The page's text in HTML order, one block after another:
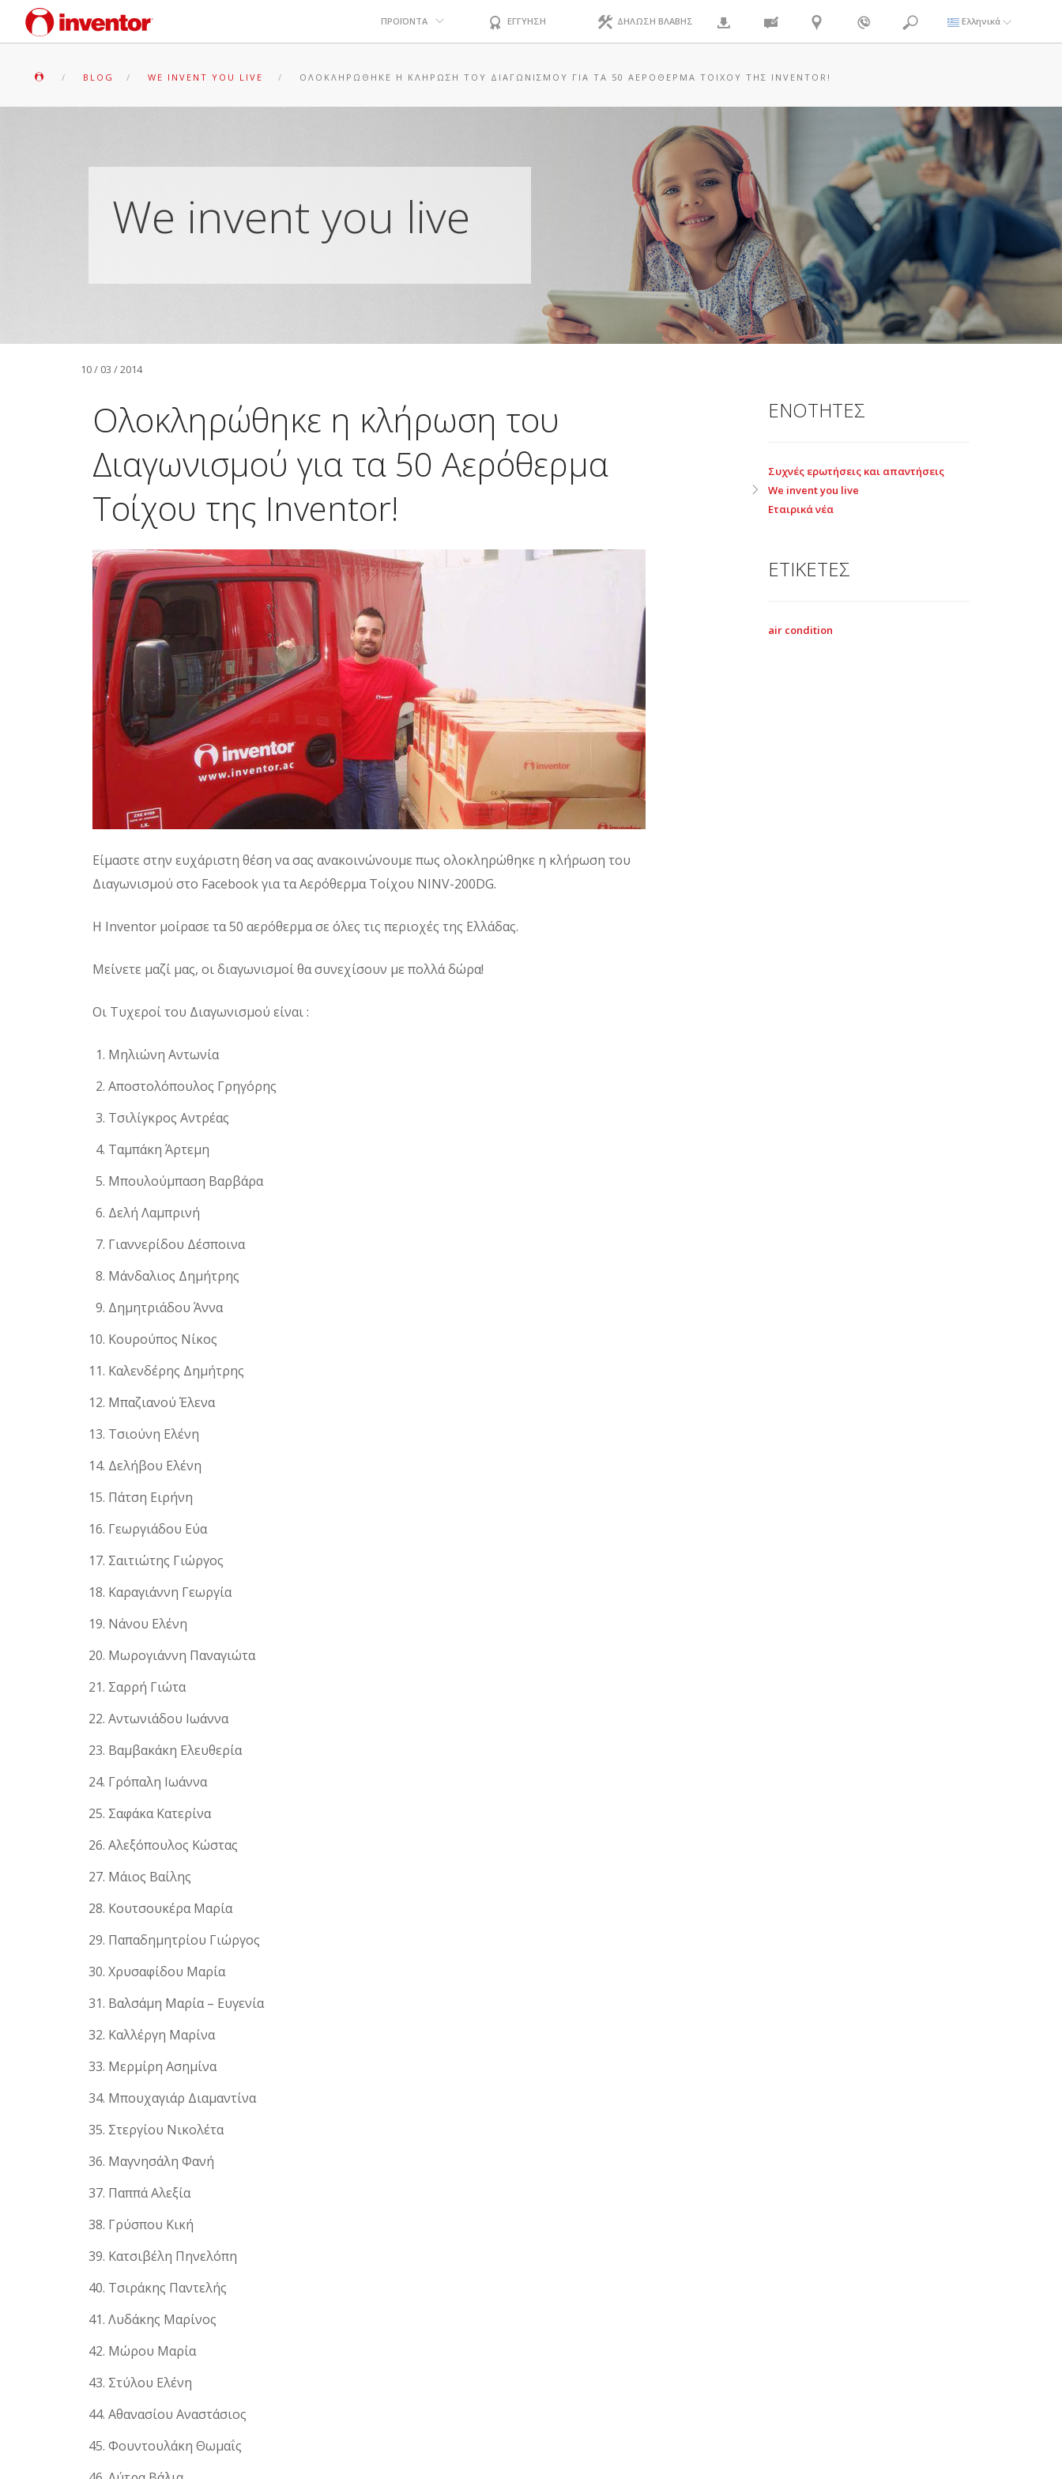
ΠΡΟΪΟΝΤΑ ΕΓΓΥΗΣΗ ΔΗΛΩΣΗ ΒΛΑΒΗΣ Ελληνικά
BLOG WE INVENT YOU LIVE ΟΛΟΚΛΗΡΏΘΗΚΕ Η ΚΛΉΡΩΣΗ ΤΟΥ ΔΙΑΓΩΝΙΣΜΟΎ ΓΙΑ ΤΑ 50 ΑΕΡΌΘΕΡΜΑ ΤΟΊΧΟΥ ΤΗΣ INVENTOR!
We invent you live
10 / 03 / 2014
Ολοκληρώθηκε η κλήρωση του
Διαγωνισμού για τα 50 Αερόθερμα
Τοίχου της Inventor!
Είμαστε στην ευχάριστη θέση να σας ανακοινώνουμε πως ολοκληρώθηκε η κλήρωση του
Διαγωνισμού στο Facebook για τα Αερόθερμα Τοίχου NINV-200DG.
Η Inventor μοίρασε τα 50 αερόθερμα σε όλες τις περιοχές της Ελλάδας.
Μείνετε μαζί μας, οι διαγωνισμοί θα συνεχίσουν με πολλά δώρα!
Οι Τυχεροί του Διαγωνισμού είναι :
Μηλιώνη Αντωνία
Αποστολόπουλος Γρηγόρης
Τσιλίγκρος Αντρέας
Ταμπάκη Άρτεμη
Μπουλούμπαση Βαρβάρα
Δελή Λαμπρινή
Γιαννερίδου Δέσποινα
Μάνδαλιος Δημήτρης
Δημητριάδου Άννα
Κουρούπος Νίκος
Καλενδέρης Δημήτρης
Μπαζιανού Έλενα
Τσιούνη Ελένη
Δελήβου Ελένη
Πάτση Ειρήνη
Γεωργιάδου Εύα
Σαιτιώτης Γιώργος
Καραγιάννη Γεωργία
Νάνου Ελένη
Μωρογιάννη Παναγιώτα
Σαρρή Γιώτα
Αντωνιάδου Ιωάννα
Βαμβακάκη Ελευθερία
Γρόπαλη Ιωάννα
Σαφάκα Κατερίνα
Αλεξόπουλος Κώστας
Μάιος Βαίλης
Κουτσουκέρα Μαρία
Παπαδημητρίου Γιώργος
Χρυσαφίδου Μαρία
Βαλσάμη Μαρία – Ευγενία
Καλλέργη Μαρίνα
Μερμίρη Ασημίνα
Μπουχαγιάρ Διαμαντίνα
Στεργίου Νικολέτα
Μαγνησάλη Φανή
Παππά Αλεξία
Γρύσπου Κική
Κατσιβέλη Πηνελόπη
Τσιράκης Παντελής
Λυδάκης Μαρίνος
Μώρου Μαρία
Στύλου Ελένη
Αθανασίου Αναστάσιος
Φουντουλάκη Θωμαΐς
ΕΝΟΤΗΤΕΣ
Συχνές ερωτήσεις και απαντήσεις
We invent you live
Εταιρικά νέα
ΕΤΙΚΕΤΕΣ
air condition